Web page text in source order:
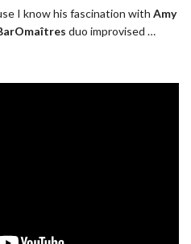
I know his fascination with Amy
duo improvised …